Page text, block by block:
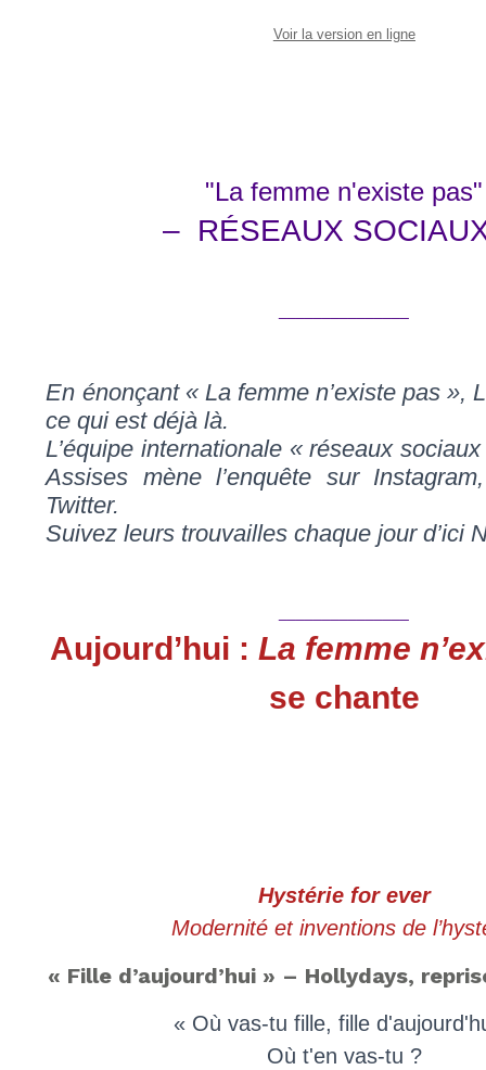
Voir la version en ligne
"La femme n'existe pas"
– RÉSEAUX
En énonçant « La femme n’existe pas »,
ce qui est déjà là.
L’équipe internationale « réseaux
Assises mène l’enquête sur
Twitter.
Suivez leurs trouvailles chaque jour d’ici
Aujourd’hui : La femme
se chante
Hystérie for ever
Modernité et inventions de
« Fille d’aujourd’hui » – Hollydays,
« Où vas-tu fille, fille
Où t'en vas-tu ?